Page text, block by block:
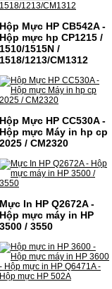
Hộp Mực HP CB542A -
Hộp mực hp CP1215 /
1510/1515N /
1518/1213/CM1312
Hộp Mực HP CC530A -
Hộp mực Máy in hp cp
2025 / CM2320
Mực In HP Q2672A -
Hộp mực máy in HP
3500 / 3550